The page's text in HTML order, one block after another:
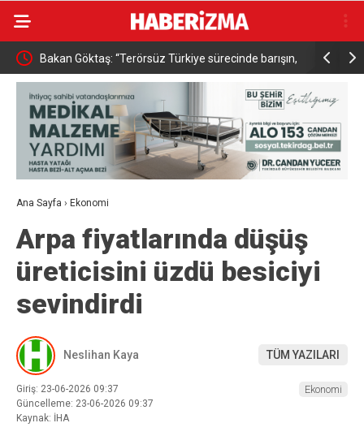
Bakan Göktaş: “Terörsüz Türkiye sürecinde barışın,
huzurun, istikrarın, ekonominin güçlendiği bir Türkiye
kurmak istiyoruz”
Son
Atandı
Ana Sayfa › Ekonomi
Arpa fiyatlarında düşüş
üreticisini üzdü besiciyi
sevindirdi
Neslihan Kaya TÜM YAZILARI
Giriş: 23-06-2026 09:37
Güncelleme: 23-06-2026 09:37
Kaynak: İHA
Ekonomi